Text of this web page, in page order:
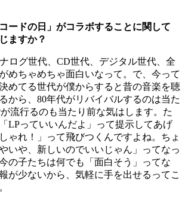
ドの日」がコラボすることに関して
ますか？
ログ世代、CD世代、デジタル世代、全
めちゃめちゃ面白いなって。で、今って
めてる世代が僕からすると昔の音楽を聴
から、80年代がリバイバルするのは当た
流行るのも当たり前な気はします。た
LPっていいんだよ」って提示してあげ
ゃれ！」って飛びつくんですよね。ちょ
いや、新しいのでいいじゃん」ってなっ
の子たちは何でも「面白そう」ってな
が少ないから、気軽に手を出せるってこ